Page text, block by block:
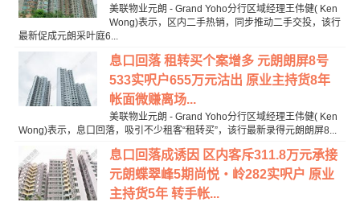
美联物业元朗 - Grand Yoho分行区域经理王伟健( Ken
Wong)表示，区内二手热销，同步推动二手交投，该行
最新促成元朗采叶庭6...
息口回落 租转买个案增多 元朗朗屏8号
533实呎户655万元沽出 原业主持货8年
帐面微赚离场...
美联物业元朗 - Grand Yoho分行区域经理王伟健( Ken
Wong)表示，息口回落，吸引不少租客“租转买”，该行最新录得元朗朗屏8...
息口回落成诱因 区内客斥311.8万元承接
元朗蝶翠峰5期尚悦‧岭282实呎户 原业
主持货5年 转手帐...